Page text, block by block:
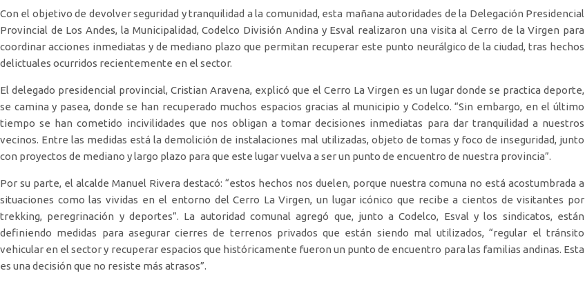
Con el objetivo de devolver seguridad y tranquilidad a la comunidad, esta mañana autoridades de la Delegación Presidencial
Provincial de Los Andes, la Municipalidad, Codelco División Andina y Esval realizaron una visita al Cerro de la Virgen para
coordinar acciones inmediatas y de mediano plazo que permitan recuperar este punto neurálgico de la ciudad, tras hechos
delictuales ocurridos recientemente en el sector.
El delegado presidencial provincial, Cristian Aravena, explicó que el Cerro La Virgen es un lugar donde se practica deporte,
se camina y pasea, donde se han recuperado muchos espacios gracias al municipio y Codelco. “Sin embargo, en el último
tiempo se han cometido incivilidades que nos obligan a tomar decisiones inmediatas para dar tranquilidad a nuestros
vecinos. Entre las medidas está la demolición de instalaciones mal utilizadas, objeto de tomas y foco de inseguridad, junto
con proyectos de mediano y largo plazo para que este lugar vuelva a ser un punto de encuentro de nuestra provincia”.
Por su parte, el alcalde Manuel Rivera destacó: “estos hechos nos duelen, porque nuestra comuna no está acostumbrada a
situaciones como las vividas en el entorno del Cerro La Virgen, un lugar icónico que recibe a cientos de visitantes por
trekking, peregrinación y deportes”. La autoridad comunal agregó que, junto a Codelco, Esval y los sindicatos, están
definiendo medidas para asegurar cierres de terrenos privados que están siendo mal utilizados, “regular el tránsito
vehicular en el sector y recuperar espacios que históricamente fueron un punto de encuentro para las familias andinas. Esta
es una decisión que no resiste más atrasos”.